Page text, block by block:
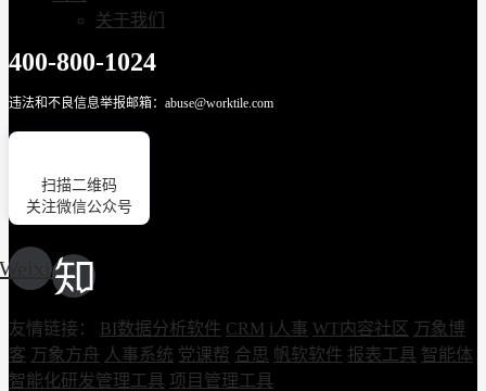
关于我们
400-800-1024
违法和不良信息举报邮箱：abuse@worktile.com
扫描二维码
关注微信公众号
Weixin
友情链接： BI数据分析软件 CRM i人事 WT内容社区 万象博
客 万象方舟 人事系统 党课帮 合思 帆软软件 报表工具 智能体
智能化研发管理工具 项目管理工具